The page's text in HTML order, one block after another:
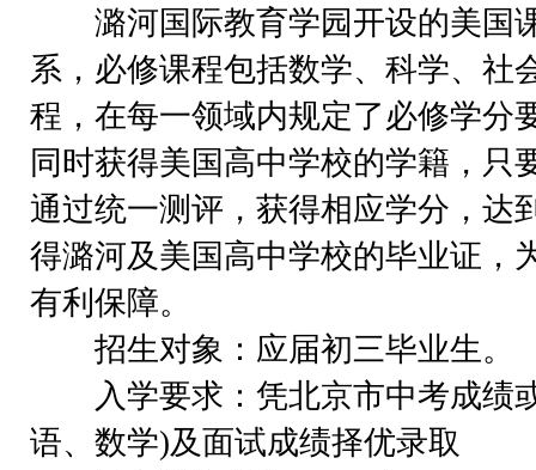
潞河国际教育学园开设的美国
系，必修课程包括数学、科学、社
程，在每一领域内规定了必修学分
同时获得美国高中学校的学籍，只
通过统一测评，获得相应学分，达
得潞河及美国高中学校的毕业证，
有利保障。
招生对象：应届初三毕业生。
入学要求：凭北京市中考成绩
语、数学)及面试成绩择优录取